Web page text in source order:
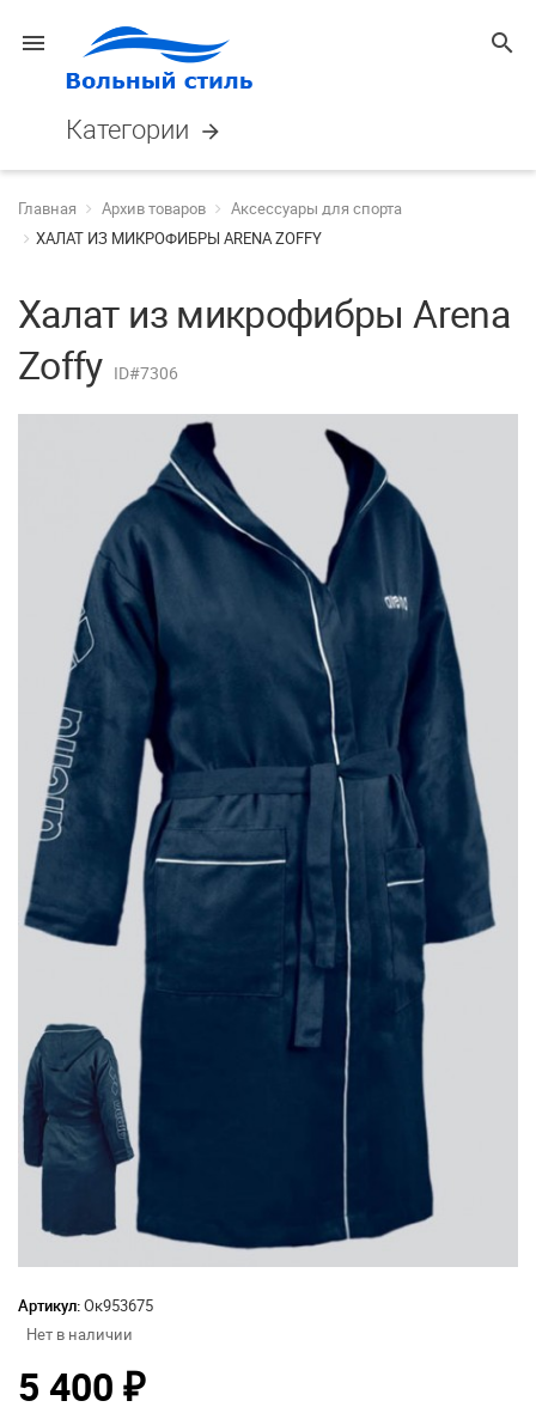
menu search
Категории arrow_forward
Главная Архив товаров
Аксессуары для спорта
ХАЛАТ ИЗ МИКРОФИБРЫ ARENA ZOFFY
Халат из микрофибры Arena
Zoffy ID#7306
Артикул:Ок953675
Нет в наличии
5 400 ₽